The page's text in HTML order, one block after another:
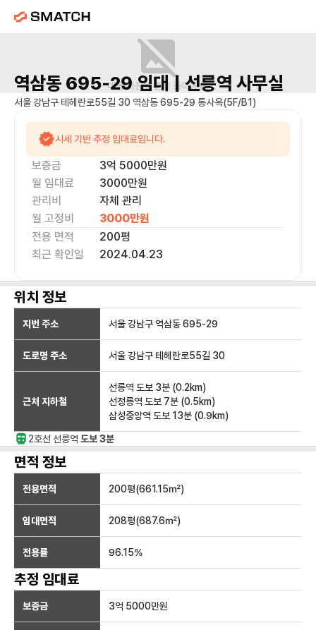
매물 사진을 준비 중이에요.
역삼동 695-29임대 | 선릉역 사무실
서울 강남구 테헤란로55길 30 역삼동 695-29 통사옥(5F/B1)
시세 기반 추정 임대료입니다.
보증금 3억 5000만원
월 임대료
3000만원
관리비
자체 관리
월 고정비
3000만원
전용 면적
200평
최근 확인일
2024.04.23
위치 정보
지번 주소 서울 강남구 역삼동 695-29
도로명 주소 서울 강남구 테헤란로55길 30
근처 지하철
선릉역 도보 3분 (0.2km)
선정릉역 도보 7분 (0.5km)
삼성중앙역 도보 13분 (0.9km)
2호선 선릉역 도보 3분
면적 정보
전용면적 200평(661.15㎡)
임대면적 208평(687.6㎡)
전용률 96.15%
추정 임대료
보증금 3억 5000만원